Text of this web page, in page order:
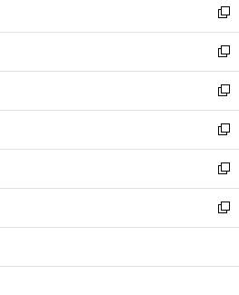
で
開
く
ド
ウ
で
開
く
ィ
ン
ド
ウ
で
開
く
い
ウ
ィ
ン
ド
ウ
で
開
く
新
し
い
ウ
ィ
ン
ド
ウ
で
開
く
新
し
い
ウ
ィ
ン
ド
ウ
で
開
新
し
い
ウ
ィ
ン
ド
ウ
開
新
し
い
ウ
ィ
ン
ウ
新
し
い
ウ
ン
新
し
ウ